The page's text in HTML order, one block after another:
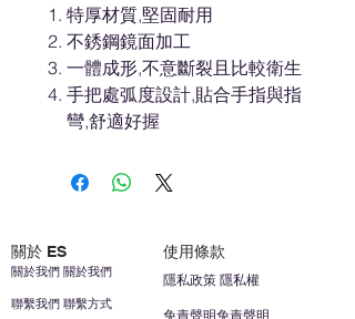
特厚材質,堅固耐用
不銹鋼鏡面加工
一體成形,不意斷裂且比較衛生
手把處弧度設計,貼合手指與指
彎,舒適好握
關於 ES 使用條款
聯繫我們 聯繫方式
關於我們 關於我們
免責聲明免責聲明
隱私政策 隱私權